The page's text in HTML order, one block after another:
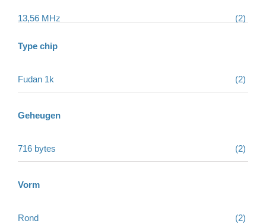
Social tags
Review producten
Overige producten
13,56 MHz (2)
Type chip
Fudan 1k (2)
Geheugen
716 bytes (2)
Vorm
Rond (2)